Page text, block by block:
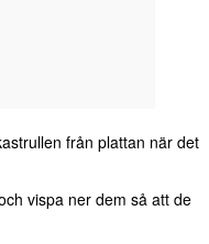
från plattan när det
vispa ner dem så att de